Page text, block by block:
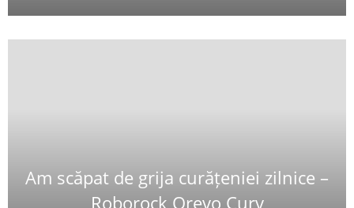
Am scăpat de grija curățeniei zilnice –
Roborock Qrevo Curv